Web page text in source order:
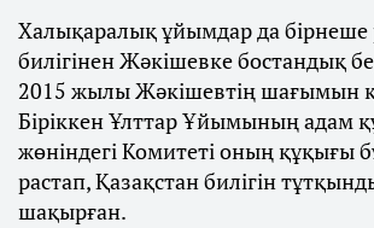
Халықаралық ұйымдар да бірнеше
билігінен Жәкішевке бостандық
2015 жылы Жәкішевтің шағымын
Біріккен Ұлттар Ұйымының адам
жөніндегі Комитеті оның құқығы
растап, Қазақстан билігін
шақырған.